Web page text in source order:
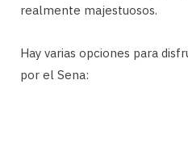
realmente majestuosos.
Hay varias opciones para
por el Sena: